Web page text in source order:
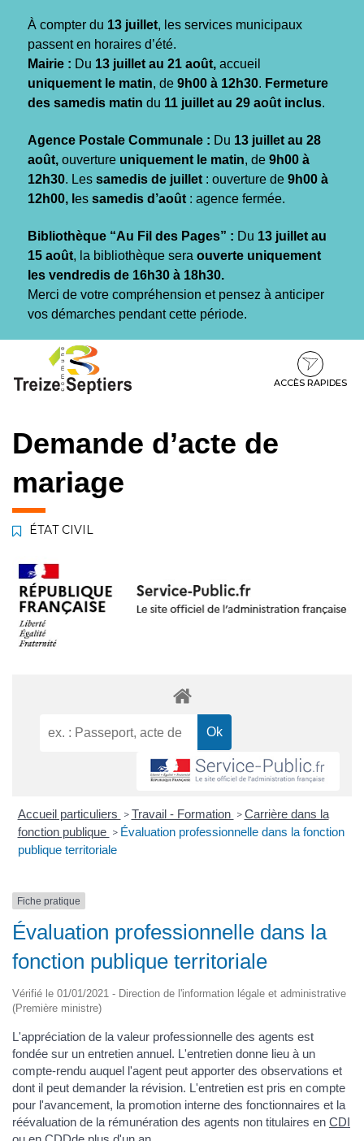
À compter du 13 juillet, les services municipaux
passent en horaires d’été.
Mairie : Du 13 juillet au 21 août, accueil
uniquement le matin, de 9h00 à 12h30. Fermeture
des samedis matin du 11 juillet au 29 août inclus.
Agence Postale Communale : Du 13 juillet au 28
août, ouverture uniquement le matin, de 9h00 à
12h30. Les samedis de juillet : ouverture de 9h00 à
12h00, l es samedis d’août : agence fermée.
Bibliothèque “Au Fil des Pages” : Du 13 juillet au
15 août, la bibliothèque sera ouverte uniquement
les vendredis de 16h30 à 18h30.
Merci de votre compréhension et pensez à anticiper
vos démarches pendant cette période.
contenu
pied
ACCÈS RAPIDES
Demande d’acte de
mariage
ÉTAT CIVIL
Accueil particuliers > Travail - Formation > Carrière dans la
fonction publique > Évaluation professionnelle dans la fonction
publique territoriale
Fiche pratique
Évaluation professionnelle dans la
fonction publique territoriale
Vérifié le 01/01/2021 - Direction de l'information légale et administrative
(Première ministre)
L'appréciation de la valeur professionnelle des agents est
fondée sur un entretien annuel. L'entretien donne lieu à un
compte-rendu auquel l'agent peut apporter des observations et
dont il peut demander la révision. L'entretien est pris en compte
pour l'avancement, la promotion interne des fonctionnaires et la
réévaluation de la rémunération des agents non titulaires en CDI